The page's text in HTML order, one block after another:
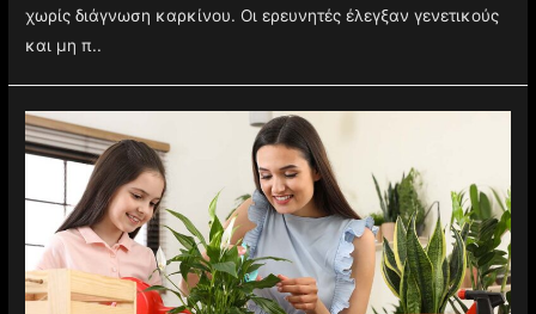
χωρίς διάγνωση καρκίνου. Οι ερευνητές έλεγξαν γενετικούς
και μη π..